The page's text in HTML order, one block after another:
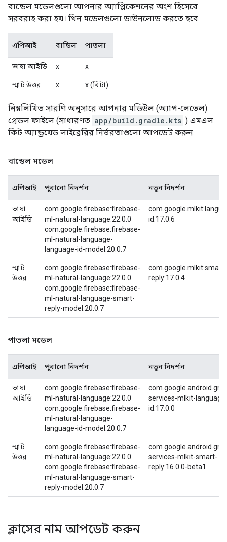
বান্ডেল মডেলগুলো আপনার অ্যাপ্লিকেশনের অংশ হিসেবে
সরবরাহ করা হয়। থিন মডেলগুলো ডাউনলোড করতে হবে:
এপিআই বান্ডিল পাতলা
ভাষা আইডি x x
স্মার্ট উত্তর x x (বিটা)
নিম্নলিখিত সারণি অনুসারে আপনার মডিউল (অ্যাপ-লেভেল)
গ্রেডল ফাইলে (সাধারণত app/build.gradle.kts ) এমএল
কিট অ্যান্ড্রয়েড লাইব্রেরির নির্ভরতাগুলো আপডেট করুন:
বান্ডেল মডেল
এপিআই পুরানো নিদর্শন নতুন নিদর্শন
ভাষা
আইডি
com.google.firebase:firebase-
ml-natural-language:22.0.0
com.google.firebase:firebase-
ml-natural-language-
language-id-model:20.0.7
id:17.0.6
স্মার্ট
উত্তর
com.google.firebase:firebase-
ml-natural-language:22.0.0
com.google.firebase:firebase-
ml-natural-language-smart-
reply-model:20.0.7
com.google.mlkit:smart-
reply:17.0.4
পাতলা মডেল
এপিআই পুরানো নিদর্শন নতুন নিদর্শন
ভাষা
আইডি
com.google.firebase:firebase-
ml-natural-language:22.0.0
com.google.firebase:firebase-
ml-natural-language-
language-id-model:20.0.7
services-mlkit-
id:17.0.0
স্মার্ট
উত্তর
com.google.firebase:firebase-
ml-natural-language:22.0.0
com.google.firebase:firebase-
ml-natural-language-smart-
reply-model:20.0.7
services-mlkit-smart-
reply:16.0.0-beta1
ক্লাসের নাম আপডেট করুন